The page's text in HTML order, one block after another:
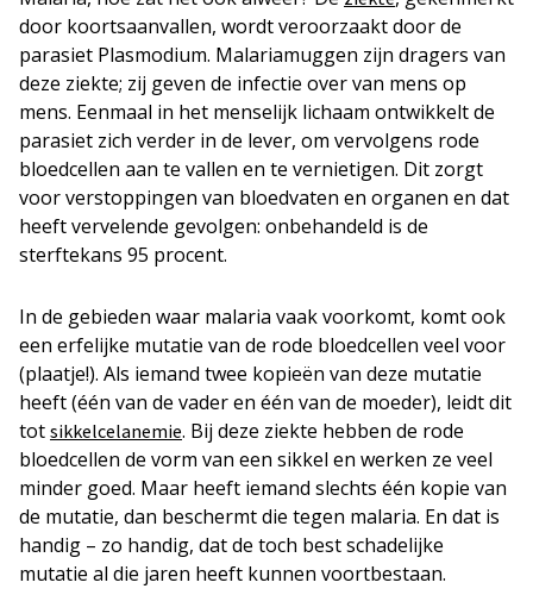
door koortsaanvallen, wordt veroorzaakt door de
parasiet Plasmodium. Malariamuggen zijn dragers van
deze ziekte; zij geven de infectie over van mens op
mens. Eenmaal in het menselijk lichaam ontwikkelt de
parasiet zich verder in de lever, om vervolgens rode
bloedcellen aan te vallen en te vernietigen. Dit zorgt
voor verstoppingen van bloedvaten en organen en dat
heeft vervelende gevolgen: onbehandeld is de
sterftekans 95 procent.
In de gebieden waar malaria vaak voorkomt, komt ook
een erfelijke mutatie van de rode bloedcellen veel voor
(plaatje!). Als iemand twee kopieën van deze mutatie
heeft (één van de vader en één van de moeder), leidt dit
tot sikkelcelanemie. Bij deze ziekte hebben de rode
bloedcellen de vorm van een sikkel en werken ze veel
minder goed. Maar heeft iemand slechts één kopie van
de mutatie, dan beschermt die tegen malaria. En dat is
handig – zo handig, dat de toch best schadelijke
mutatie al die jaren heeft kunnen voortbestaan.